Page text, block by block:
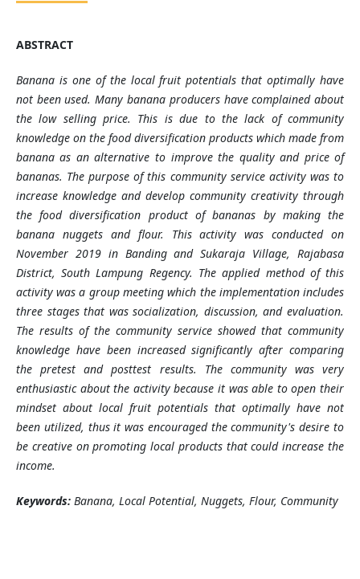
ABSTRACT
Banana is one of the local fruit potentials that optimally have
not been used. Many banana producers have complained about
the low selling price. This is due to the lack of community
knowledge on the food diversification products which made from
banana as an alternative to improve the quality and price of
bananas. The purpose of this community service activity was to
increase knowledge and develop community creativity through
the food diversification product of bananas by making the
banana nuggets and flour. This activity was conducted on
November 2019 in Banding and Sukaraja Village, Rajabasa
District, South Lampung Regency. The applied method of this
activity was a group meeting which the implementation includes
three stages that was socialization, discussion, and evaluation.
The results of the community service showed that community
knowledge have been increased significantly after comparing
the pretest and posttest results. The community was very
enthusiastic about the activity because it was able to open their
mindset about local fruit potentials that optimally have not
been utilized, thus it was encouraged the community's desire to
be creative on promoting local products that could increase the
income.
Keywords: Banana, Local Potential, Nuggets, Flour, Community